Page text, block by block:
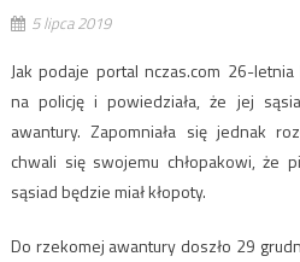
5 lipca 2019
Jak podaje portal nczas.com 26-
na policję i powiedziała, że jej
awantury. Zapomniała się jednak
chwali się swojemu chłopakowi, że
sąsiad będzie miał kłopoty.
Do rzekomej awantury doszło 29